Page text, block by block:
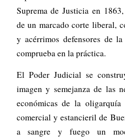
Suprema de Justicia en
de un marcado corte liberal,
y acérrimos defensores de
comprueba en la práctica.
El Poder Judicial se
imagen y semejanza de las
económicas de la
comercial y estancieril de
a sangre y fuego un